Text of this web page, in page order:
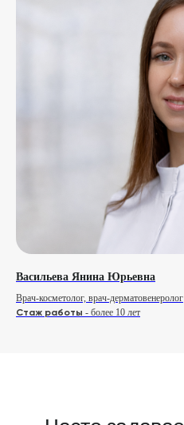
Васильева Янина Юрьевна
Врач-косметолог, врач-дерматовенеролог
Стаж работы - более 10 лет